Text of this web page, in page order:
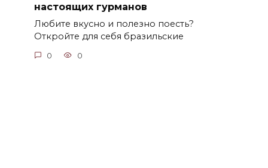
настоящих гурманов
Любите вкусно и полезно поесть?
Откройте для себя бразильские
0 0